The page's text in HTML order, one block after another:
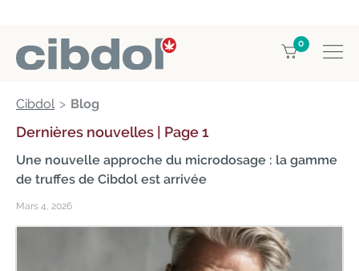
0
Cibdol Blog
Dernières nouvelles | Page 1
Une nouvelle approche du microdosage : la gamme
de truffes de Cibdol est arrivée
Mars 4, 2026